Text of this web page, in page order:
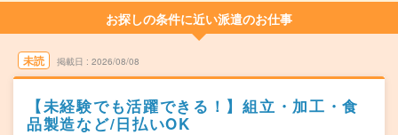
お探しの条件に近い派遣のお仕事
未読 掲載日 2026/08/08
【未経験でも活躍できる！】組立・加工・食
品製造など/日払いOK